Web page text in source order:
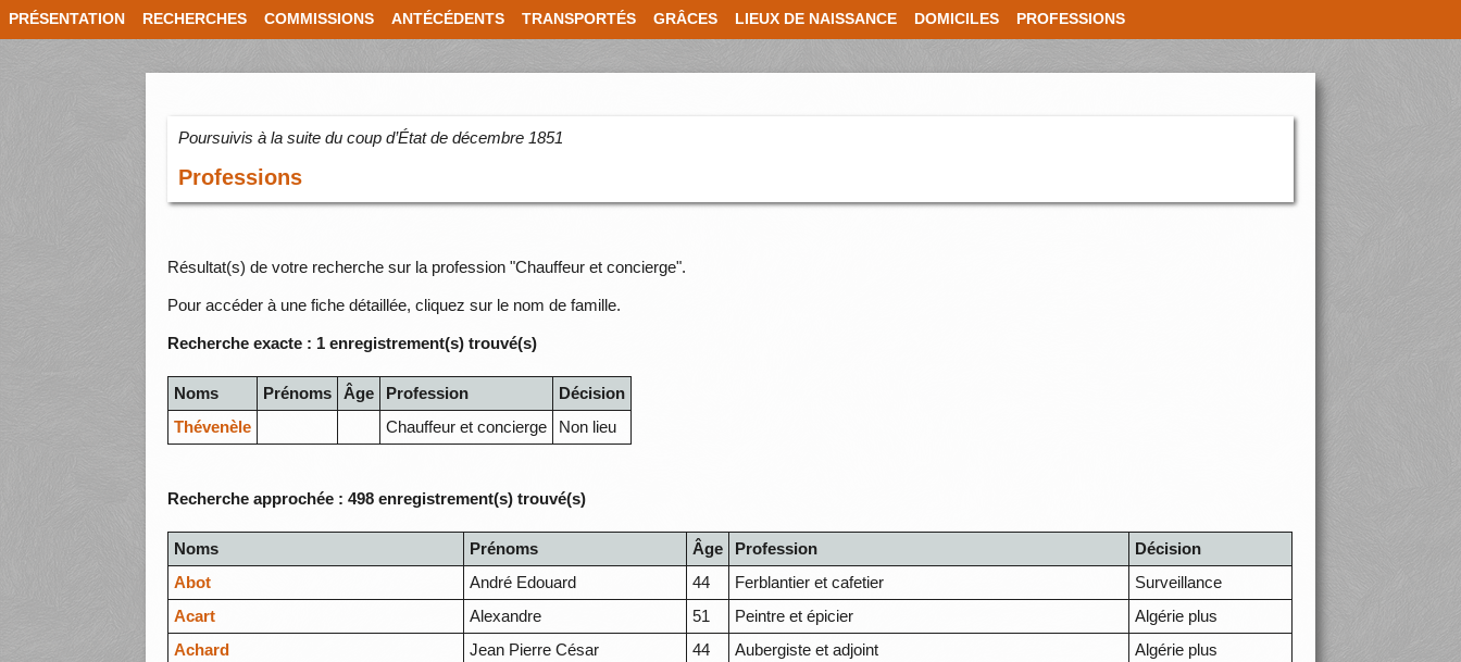
PRÉSENTATION RECHERCHES COMMISSIONS ANTÉCÉDENTS TRANSPORTÉS GRÂCES LIEUX DE NAISSANCE DOMICILES PROFESSIONS
Poursuivis à la suite du coup d’État de décembre 1851
Professions
Résultat(s) de votre recherche sur la profession "Chauffeur et concierge".
Pour accéder à une fiche détaillée, cliquez sur le nom de famille.
Recherche exacte : 1 enregistrement(s) trouvé(s)
Noms Prénoms Âge Profession
Décision
Thévenèle
Chauffeur et concierge Non lieu
Recherche approchée : 498 enregistrement(s) trouvé(s)
Noms Prénoms Âge Profession
Décision
Abot
André Edouard 44 Ferblantier et cafetier
Surveillance
Acart
Alexandre 51 Peintre et épicier
Algérie plus
Achard
Jean Pierre César 44 Aubergiste et adjoint
Algérie plus